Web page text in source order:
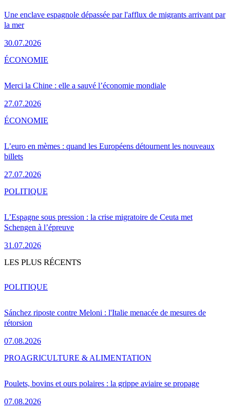
Une enclave espagnole dépassée par l'afflux de migrants arrivant par
la mer
30.07.2026
Merci la Chine : elle a sauvé l’économie mondiale
27.07.2026
ÉCONOMIE
L’euro en mèmes : quand les Européens détournent les nouveaux
billets
27.07.2026
ÉCONOMIE
L’Espagne sous pression : la crise migratoire de Ceuta met
Schengen à l’épreuve
31.07.2026
POLITIQUE
LES PLUS RÉCENTS
Sánchez riposte contre Meloni : l'Italie menacée de mesures de
rétorsion
07.08.2026
POLITIQUE
Poulets, bovins et ours polaires : la grippe aviaire se propage
07.08.2026
PROAGRICULTURE & ALIMENTATION